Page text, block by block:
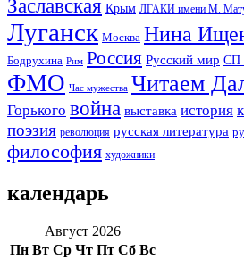
Заславская Крым ЛГАКИ имени М.
Луганск Москва Нина
Бодрухина Рим Россия Русский мир СП
ФМО Час мужества Читаем
Горького война выставка история
поэзия революция русская литература
философия художники
календарь
Август 2026
Пн Вт Ср Чт Пт Сб Вс